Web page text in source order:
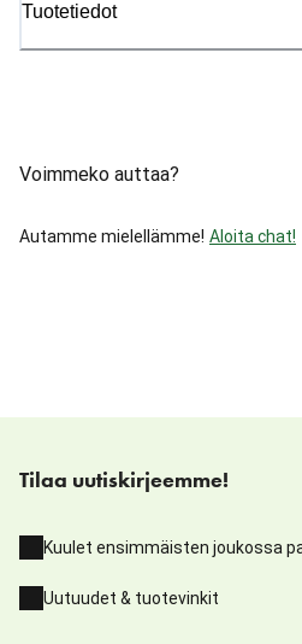
Tuotetiedot
Voimmeko auttaa?
Autamme mielellämme! Aloita chat!
Tilaa uutiskirjeemme!
Kuulet ensimmäisten joukossa
Uutuudet & tuotevinkit